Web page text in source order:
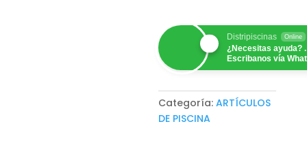
Distripiscinas Online
¿Necesitas ayuda? .
Escribanos vía
Categoría:ARTÍCULOS
DE PISCINA